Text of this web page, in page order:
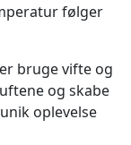
følger
bruge vifte og
og skabe
oplevelse